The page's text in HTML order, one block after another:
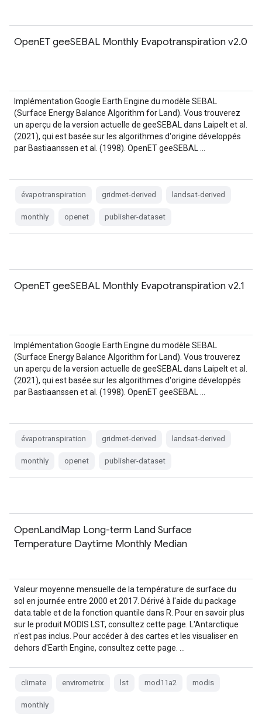
OpenET geeSEBAL Monthly Evapotranspiration v2.0
Implémentation Google Earth Engine du modèle SEBAL
(Surface Energy Balance Algorithm for Land). Vous trouverez
un aperçu de la version actuelle de geeSEBAL dans Laipelt et al.
(2021), qui est basée sur les algorithmes d'origine développés
par Bastiaanssen et al. (1998). OpenET geeSEBAL …
évapotranspiration gridmet-derived landsat-derived
monthly openet publisher-dataset
OpenET geeSEBAL Monthly Evapotranspiration v2.1
Implémentation Google Earth Engine du modèle SEBAL
(Surface Energy Balance Algorithm for Land). Vous trouverez
un aperçu de la version actuelle de geeSEBAL dans Laipelt et al.
(2021), qui est basée sur les algorithmes d'origine développés
par Bastiaanssen et al. (1998). OpenET geeSEBAL …
évapotranspiration gridmet-derived landsat-derived
monthly openet publisher-dataset
OpenLandMap Long-term Land Surface
Temperature Daytime Monthly Median
Valeur moyenne mensuelle de la température de surface du
sol en journée entre 2000 et 2017. Dérivé à l'aide du package
data.table et de la fonction quantile dans R. Pour en savoir plus
sur le produit MODIS LST, consultez cette page. L'Antarctique
n'est pas inclus. Pour accéder à des cartes et les visualiser en
dehors d'Earth Engine, consultez cette page. …
climate envirometrix lst mod11a2 modis
monthly